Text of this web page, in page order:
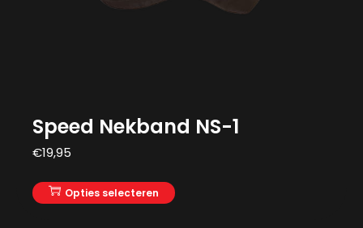
Speed Nekband NS-1
€19,95
Opties selecteren